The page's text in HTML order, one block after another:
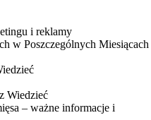
i reklamy
w Poszczególnych Miesiącach
Wiedzieć
– ważne informacje i